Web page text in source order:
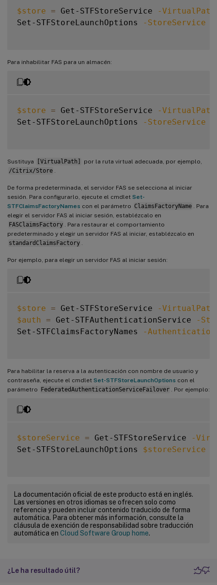
$store = Get-STFStoreService
-VirtualPath
Set-STFStoreLaunchOptions
-StoreService
Para inhabilitar FAS para un almacén:
$store = Get-STFStoreService
-VirtualPath
Set-STFStoreLaunchOptions
-StoreService
Sustituya [VirtualPath]
por la ruta virtual adecuada, por ejemplo,
/Citrix/Store
De forma predeterminada, el servidor FAS se selecciona al iniciar
sesión. Para configurarlo, ejecute el cmdlet Set-
STFClaimsFactoryNames con el parámetro ClaimsFactoryName
. Para
elegir el servidor FAS al iniciar sesión, establézcalo en
FASClaimsFactory
. Para restaurar el comportamiento
predeterminado y elegir un servidor FAS al iniciar, establézcalo en
standardClaimsFactory
Por ejemplo, para elegir un servidor FAS al iniciar sesión:
$store = Get-STFStoreService
-VirtualPath
$auth = Get-STFAuthenticationService
-
Set-STFClaimsFactoryNames
-
Para habilitar la reserva a la autenticación con nombre de usuario y
contraseña, ejecute el cmdlet Set-STFStoreLaunchOptions con el
parámetro FederatedAuthenticationServiceFailover . Por ejemplo:
$storeService = Get-STFStoreService
-
Set-STFStoreLaunchOptions $storeService
La documentación oficial de este producto está en inglés.
Las versiones en otros idiomas se ofrecen solo como
referencia y pueden incluir contenido traducido de forma
automática. Para obtener más información, consulte la
cláusula de exención de responsabilidad sobre traducción
automática en Cloud Software Group home.
¿Le ha resultado útil?